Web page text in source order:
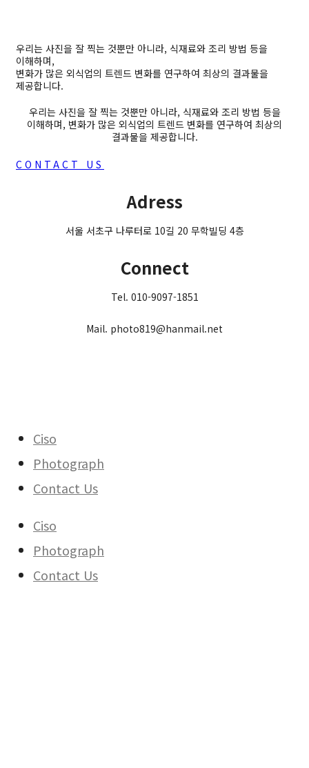
우리는 사진을 잘 찍는 것뿐만 아니라, 식재료와 조리 방법 등을
이해하며,
변화가 많은 외식업의 트렌드 변화를 연구하여 최상의 결과물을
제공합니다.
우리는 사진을 잘 찍는 것뿐만 아니라, 식재료와 조리 방법 등을
이해하며, 변화가 많은 외식업의 트렌드 변화를 연구하여 최상의
결과물을 제공합니다.
CONTACT US
Adress
서울 서초구 나루터로 10길 20 무학빌딩 4층
Connect
Tel. 010-9097-1851
Mail. photo819@hanmail.net
Ciso
Photograph
Contact Us
Ciso
Photograph
Contact Us